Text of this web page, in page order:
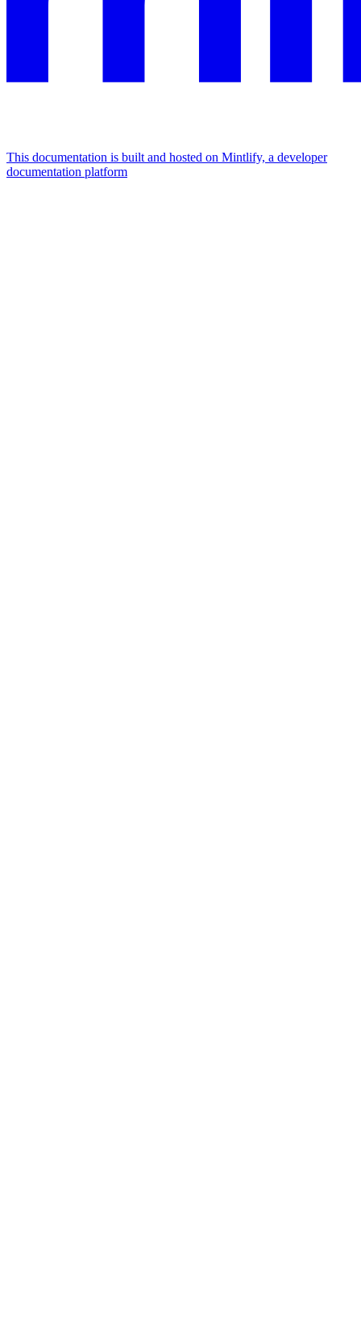
This documentation is built and hosted on Mintlify, a developer
documentation platform